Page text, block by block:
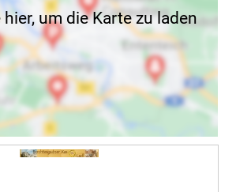
hier, um die Karte zu laden